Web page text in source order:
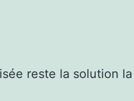
reste la solution la